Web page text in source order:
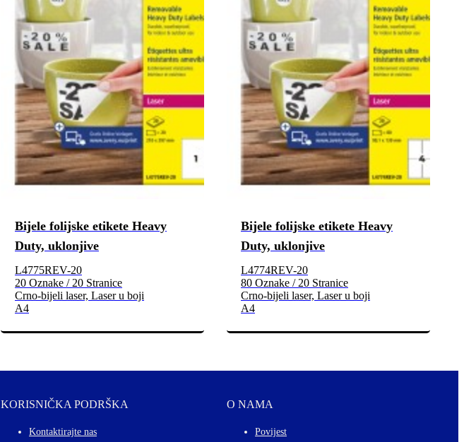
Bijele folijske etikete Heavy
Duty, uklonjive
L4775REV-20
20 Oznake / 20 Stranice
Crno-bijeli laser, Laser u boji
A4
Bijele folijske etikete Heavy
Duty, uklonjive
L4774REV-20
80 Oznake / 20 Stranice
Crno-bijeli laser, Laser u boji
A4
KORISNIČKA PODRŠKA
Kontaktirajte nas
O NAMA
Povijest